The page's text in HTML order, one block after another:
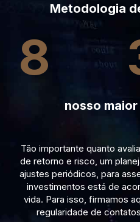
Metodologia
8
nosso
Tão importante quanto
de retorno e risco, um
ajustes periódicos, para
investimentos está de
vida. Para isso, firmamos
regularidade de